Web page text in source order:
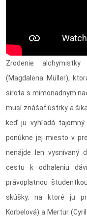
Zrodenie
(Magdalena Müller),
sirota s mimoriadnym
musí znášať ústrky a
keď ju vyhľadá
ponúkne jej miesto v
nenájde len vysnívaný
cestu k odhaleniu
právoplatnou
skúšky, na ktoré ju
Korbelová) a Mertur